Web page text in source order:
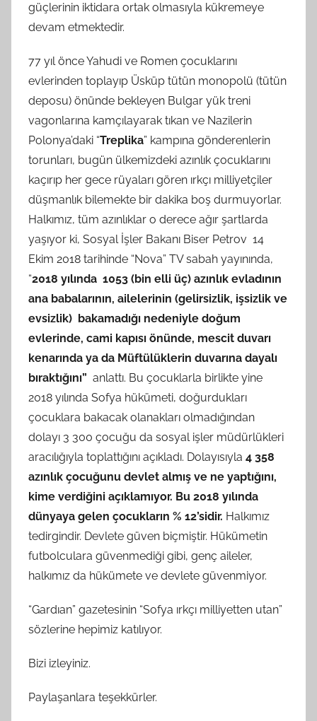
güçlerinin iktidara ortak olmasıyla kükremeye
devam etmektedir.
77 yıl önce Yahudi ve Romen çocuklarını
evlerinden toplayıp Üsküp tütün monopolü (tütün
deposu) önünde bekleyen Bulgar yük treni
vagonlarına kamçılayarak tıkan ve Nazilerin
Polonya’daki “Treplika” kampına gönderenlerin
torunları, bugün ülkemizdeki azınlık çocuklarını
kaçırıp her gece rüyaları gören ırkçı milliyetçiler
düşmanlık bilemekte bir dakika boş durmuyorlar.
Halkımız, tüm azınlıklar o derece ağır şartlarda
yaşıyor ki, Sosyal İşler Bakanı Biser Petrov 14
Ekim 2018 tarihinde “Nova” TV sabah yayınında,
“2018 yılında 1053 (bin elli üç) azınlık evladının
ana babalarının, ailelerinin (gelirsizlik, işsizlik ve
evsizlik) bakamadığı nedeniyle doğum
evlerinde, cami kapısı önünde, mescit duvarı
kenarında ya da Müftülüklerin duvarına dayalı
bıraktığını” anlattı. Bu çocuklarla birlikte yine
2018 yılında Sofya hükümeti, doğurdukları
çocuklara bakacak olanakları olmadığından
dolayı 3 300 çocuğu da sosyal işler müdürlükleri
aracılığıyla toplattığını açıkladı. Dolayısıyla 4 358
azınlık çocuğunu devlet almış ve ne yaptığını,
kime verdiğini açıklamıyor. Bu 2018 yılında
dünyaya gelen çocukların % 12’sidir. Halkımız
tedirgindir. Devlete güven biçmiştir. Hükümetin
futbolculara güvenmediği gibi, genç aileler,
halkımız da hükümete ve devlete güvenmiyor.
“Gardıan” gazetesinin “Sofya ırkçı milliyetten utan”
sözlerine hepimiz katılıyor.
Bizi izleyiniz.
Paylaşanlara teşekkürler.